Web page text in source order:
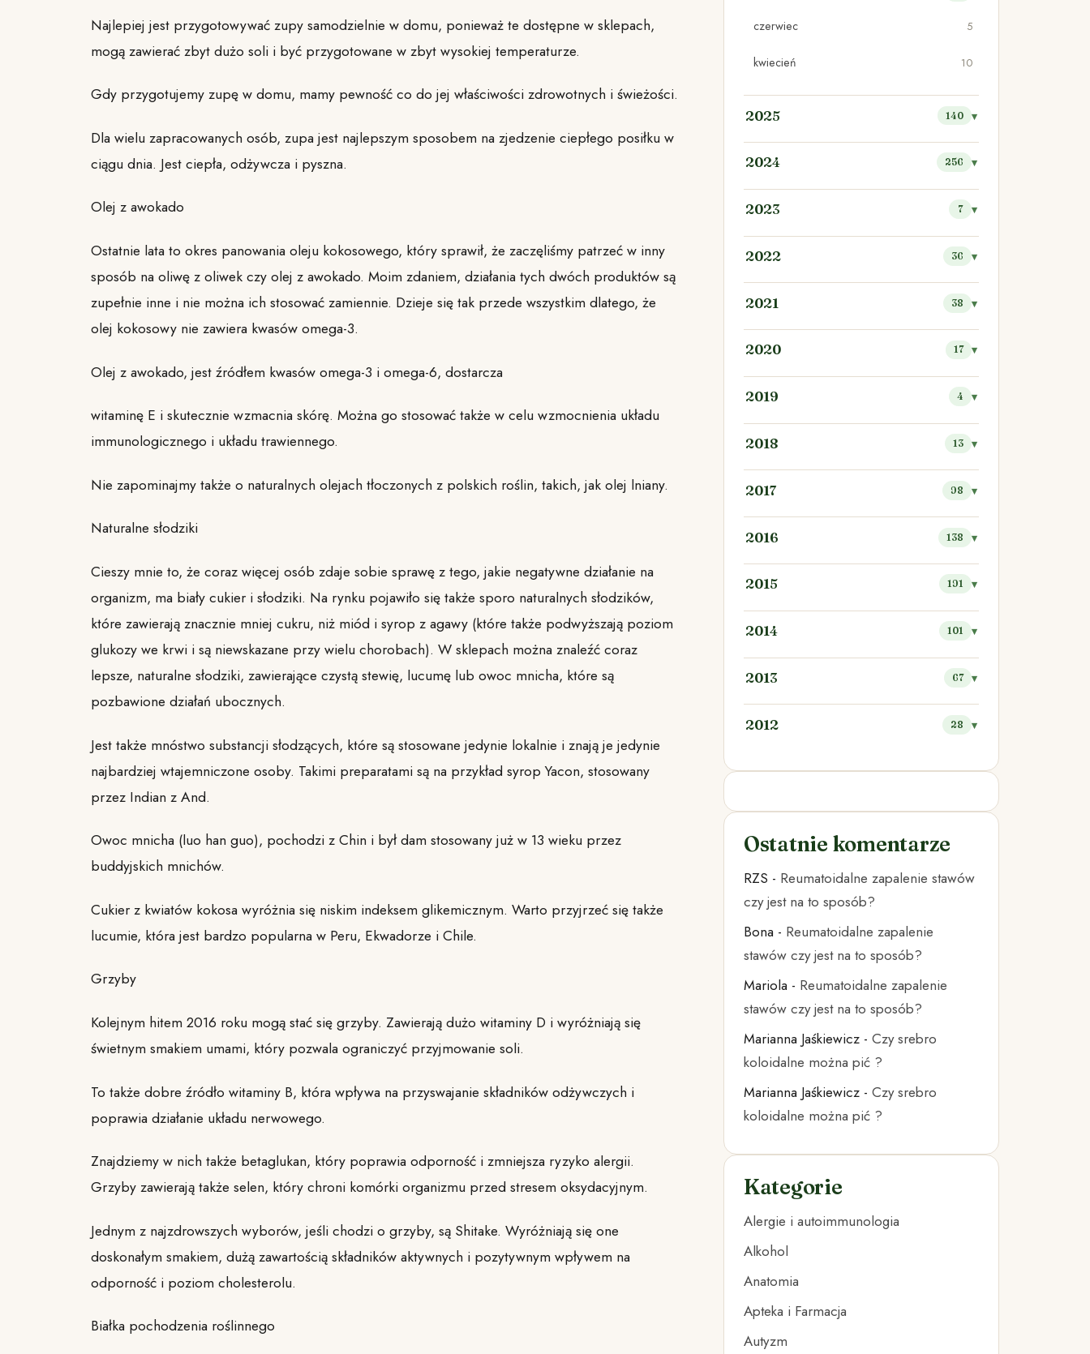
Najlepiej jest przygotowywać zupy samodzielnie w domu, ponieważ te dostępne w sklepach,
mogą zawierać zbyt dużo soli i być przygotowane w zbyt wysokiej temperaturze.
Gdy przygotujemy zupę w domu, mamy pewność co do jej właściwości zdrowotnych i świeżości.
Dla wielu zapracowanych osób, zupa jest najlepszym sposobem na zjedzenie ciepłego posiłku w
ciągu dnia. Jest ciepła, odżywcza i pyszna.
Olej z awokado
Ostatnie lata to okres panowania oleju kokosowego, który sprawił, że zaczęliśmy patrzeć w inny
sposób na oliwę z oliwek czy olej z awokado. Moim zdaniem, działania tych dwóch produktów są
zupełnie inne i nie można ich stosować zamiennie. Dzieje się tak przede wszystkim dlatego, że
olej kokosowy nie zawiera kwasów omega-3.
Olej z awokado, jest źródłem kwasów omega-3 i omega-6, dostarcza
witaminę E i skutecznie wzmacnia skórę. Można go stosować także w celu wzmocnienia układu
immunologicznego i układu trawiennego.
Nie zapominajmy także o naturalnych olejach tłoczonych z polskich roślin, takich, jak olej lniany.
Naturalne słodziki
Cieszy mnie to, że coraz więcej osób zdaje sobie sprawę z tego, jakie negatywne działanie na
organizm, ma biały cukier i słodziki. Na rynku pojawiło się także sporo naturalnych słodzików,
które zawierają znacznie mniej cukru, niż miód i syrop z agawy (które także podwyższają poziom
glukozy we krwi i są niewskazane przy wielu chorobach). W sklepach można znaleźć coraz
lepsze, naturalne słodziki, zawierające czystą stewię, lucumę lub owoc mnicha, które są
pozbawione działań ubocznych.
Jest także mnóstwo substancji słodzących, które są stosowane jedynie lokalnie i znają je jedynie
najbardziej wtajemniczone osoby. Takimi preparatami są na przykład syrop Yacon, stosowany
przez Indian z And.
Owoc mnicha (luo han guo), pochodzi z Chin i był dam stosowany już w 13 wieku przez
buddyjskich mnichów.
Cukier z kwiatów kokosa wyróżnia się niskim indeksem glikemicznym. Warto przyjrzeć się także
lucumie, która jest bardzo popularna w Peru, Ekwadorze i Chile.
Grzyby
Kolejnym hitem 2016 roku mogą stać się grzyby. Zawierają dużo witaminy D i wyróżniają się
świetnym smakiem umami, który pozwala ograniczyć przyjmowanie soli.
To także dobre źródło witaminy B, która wpływa na przyswajanie składników odżywczych i
poprawia działanie układu nerwowego.
Znajdziemy w nich także betaglukan, który poprawia odporność i zmniejsza ryzyko alergii.
Grzyby zawierają także selen, który chroni komórki organizmu przed stresem oksydacyjnym.
Jednym z najzdrowszych wyborów, jeśli chodzi o grzyby, są Shitake. Wyróżniają się one
doskonałym smakiem, dużą zawartością składników aktywnych i pozytywnym wpływem na
odporność i poziom cholesterolu.
Białka pochodzenia roślinnego
czerwiec 5
kwiecień 10
2025 140
2024 256
2023 7
2022 36
2021 38
2020 17
2019 4
2018 13
2017 98
2016 138
2015 191
2014 101
2013 67
2012 28
Ostatnie komentarze
RZS - Reumatoidalne zapalenie stawów
czy jest na to sposób?
Bona - Reumatoidalne zapalenie
stawów czy jest na to sposób?
Mariola - Reumatoidalne zapalenie
stawów czy jest na to sposób?
Marianna Jaśkiewicz - Czy srebro
koloidalne można pić ?
Marianna Jaśkiewicz - Czy srebro
koloidalne można pić ?
Kategorie
Alergie i autoimmunologia
Alkohol
Anatomia
Apteka i Farmacja
Autyzm